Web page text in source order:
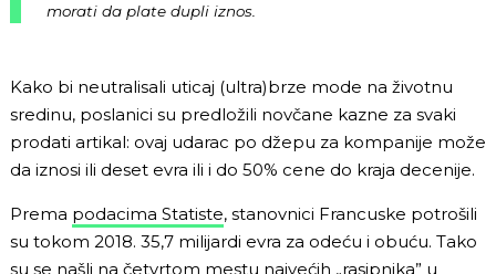
morati da plate dupli iznos.
Kako bi neutralisali uticaj (ultra)brze mode na životnu
sredinu, poslanici su predložili novčane kazne za svaki
prodati artikal: ovaj udarac po džepu za kompanije može
da iznosi ili deset evra ili i do 50% cene do kraja decenije.
Prema podacima Statiste, stanovnici Francuske potrošili
su tokom 2018. 35,7 milijardi evra za odeću i obuću. Tako
su se našli na četvrtom mestu najvećih „rasipnika” u